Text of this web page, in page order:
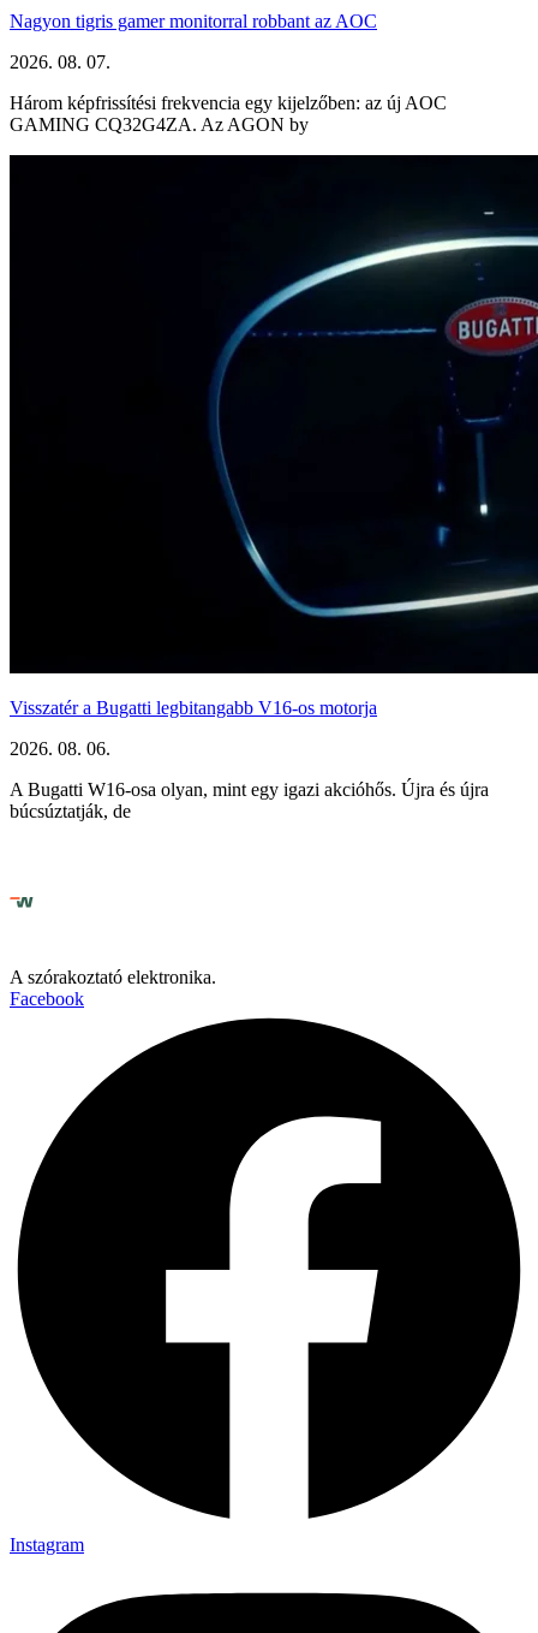
Nagyon tigris gamer monitorral robbant az AOC
2026. 08. 07.
Három képfrissítési frekvencia egy kijelzőben: az új AOC
GAMING CQ32G4ZA. Az AGON by
Visszatér a Bugatti legbitangabb V16-os motorja
2026. 08. 06.
A Bugatti W16-osa olyan, mint egy igazi akcióhős. Újra és újra
búcsúztatják, de
A szórakoztató elektronika.
Facebook
Instagram